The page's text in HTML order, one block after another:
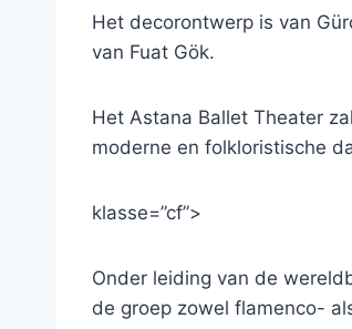
Het decorontwerp is van
van Fuat Gök.
Het Astana Ballet Theater
moderne en folkloristische
klasse=”cf”>
Onder leiding van de
de groep zowel flamenco-